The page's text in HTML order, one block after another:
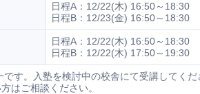
日程A：12/22(木) 16:50～18:30
日程B：12/23(金) 16:50～18:30
日程A：12/22(木) 16:50～18:30
日程B：12/22(木) 17:50～19:30
です。入塾を検討中の校舎にて受講してく
はご相談ください。